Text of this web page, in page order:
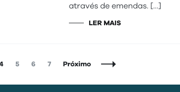
através de emendas. […]
LER MAIS
Página
5 Página
6 Página
7 Próximo